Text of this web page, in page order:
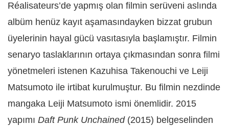
Réalisateurs’de yapmış olan filmin serüveni aslında
albüm henüz kayıt aşamasındayken bizzat grubun
üyelerinin hayal gücü vasıtasıyla başlamıştır. Filmin
senaryo taslaklarının ortaya çıkmasından sonra filmi
yönetmeleri istenen Kazuhisa Takenouchi ve Leiji
Matsumoto ile irtibat kurulmuştur. Bu filmin nezdinde
mangaka Leiji Matsumoto ismi önemlidir. 2015
yapımı Daft Punk Unchained(2015) belgeselinden